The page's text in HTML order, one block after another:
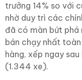
trưởng 14% so với
nhờ duy trì các
đã có màn bứt phá
bán chạy nhất
hàng, xếp ngay
(1.344 xe).